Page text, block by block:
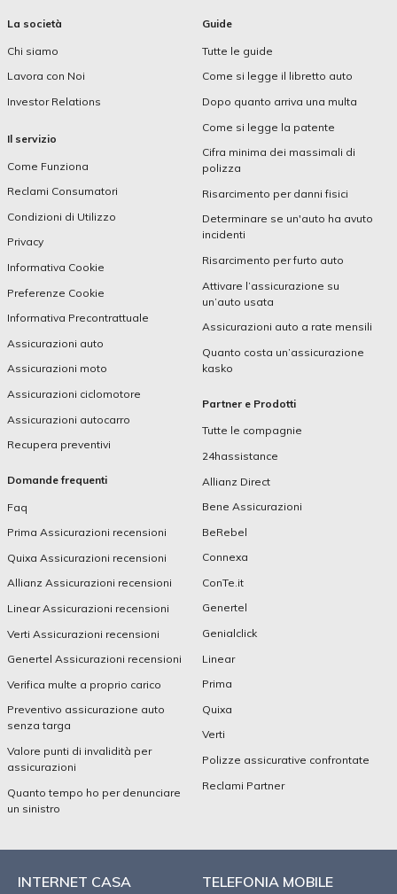
La società
Chi siamo
Lavora con Noi
Investor Relations
Il servizio
Come Funziona
Reclami Consumatori
Condizioni di Utilizzo
Privacy
Informativa Cookie
Preferenze Cookie
Informativa Precontrattuale
Assicurazioni auto
Assicurazioni moto
Assicurazioni ciclomotore
Assicurazioni autocarro
Recupera preventivi
Domande frequenti
Faq
Prima Assicurazioni recensioni
Quixa Assicurazioni recensioni
Allianz Assicurazioni recensioni
Linear Assicurazioni recensioni
Verti Assicurazioni recensioni
Genertel Assicurazioni recensioni
Verifica multe a proprio carico
Preventivo assicurazione auto
senza targa
Valore punti di invalidità per
assicurazioni
Quanto tempo ho per denunciare
un sinistro
Guide
Tutte le guide
Come si legge il libretto auto
Dopo quanto arriva una multa
Come si legge la patente
Cifra minima dei massimali di
polizza
Risarcimento per danni fisici
Determinare se un'auto ha avuto
incidenti
Risarcimento per furto auto
Attivare l’assicurazione su
un’auto usata
Assicurazioni auto a rate mensili
Quanto costa un’assicurazione
kasko
Partner e Prodotti
Tutte le compagnie
24hassistance
Allianz Direct
Bene Assicurazioni
BeRebel
Connexa
ConTe.it
Genertel
Genialclick
Linear
Prima
Quixa
Verti
Polizze assicurative confrontate
Reclami Partner
INTERNET CASA TELEFONIA MOBILE